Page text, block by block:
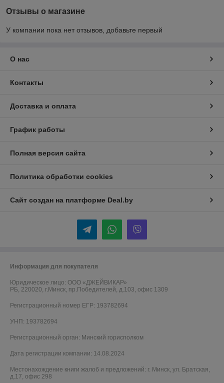
Отзывы о магазине
У компании пока нет отзывов, добавьте первый
О нас
Контакты
Доставка и оплата
График работы
Полная версия сайта
Политика обработки cookies
Сайт создан на платформе Deal.by
Информация для покупателя
Юридическое лицо: ООО «ДЖЕЙВИКАР»
РБ, 220020, г.Минск, пр.Победителей, д.103, офис 1309
Регистрационный номер ЕГР: 193782694
УНП: 193782694
Регистрационный орган: Минский горисполком
Дата регистрации компании: 14.08.2024
Местонахождение книги жалоб и предложений: г. Минск, ул. Братская,
д.17, офис 298